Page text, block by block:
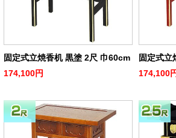
固定式立焼香机 黒塗 2尺 巾60cm
174,100円
固定式立
174,100